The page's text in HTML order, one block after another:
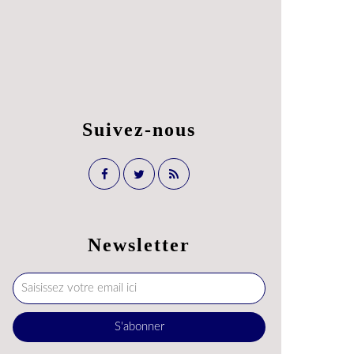
Newsletter
Suivez-nous